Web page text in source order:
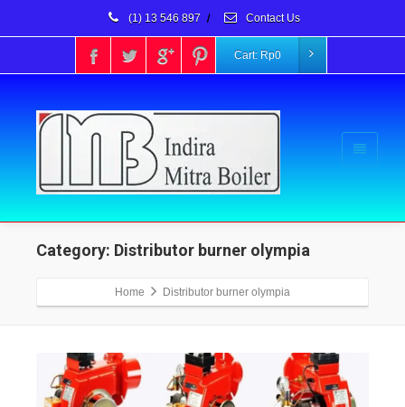
(1) 13 546 897 / Contact Us
Cart: Rp0
Category: Distributor burner olympia
Home Distributor burner olympia